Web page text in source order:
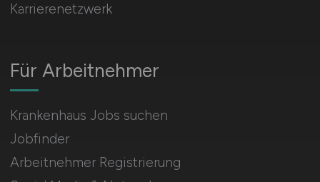
Für Arbeitnehmer
Krankenhaus Jobs suchen
Jobfinder
Arbeitnehmer Registrierung
Karrierenetzwerk